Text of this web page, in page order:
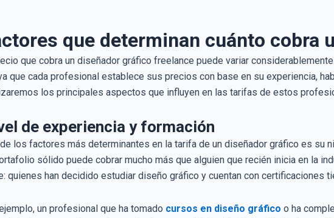
que determinan cuánto cobra
que cobra un diseñador gráfico freelance puede variar
que cada profesional establece sus precios con base en su experiencia,
los principales aspectos que influyen en las tarifas de estos
de experiencia y formación
los factores más determinantes en la tarifa de un diseñador gráfico es su
sólido puede cobrar mucho más que alguien que recién inicia en la
quienes han decidido estudiar diseño gráfico y cuentan con certificaciones
un profesional que ha tomado cursos en diseño gráfico o ha